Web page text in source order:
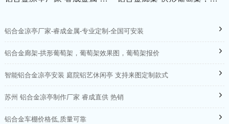
铝合金凉亭厂家-睿成金属-专业定制-全国可安装
铝合金廊架-拱形葡萄架，葡萄架效果图，葡萄架报价
智能铝合金凉亭安装 庭院铝艺休闲亭 支持来图定制款式
苏州 铝合金凉亭制作厂家 睿成直供 热销
铝合金车棚价格低,质量可靠